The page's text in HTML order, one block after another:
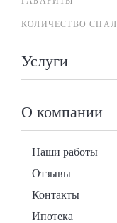
КОЛИЧЕСТВО
Услуги
О компании
Наши работы
Отзывы
Контакты
Ипотека